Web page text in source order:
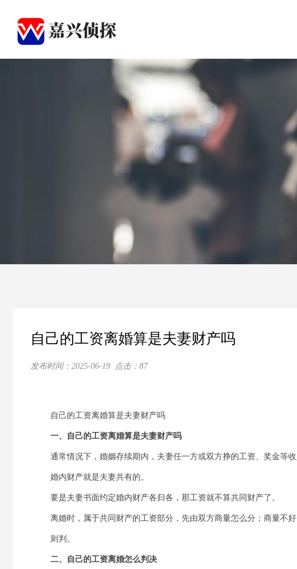
自己的工资离婚算是夫妻财产吗
发布时间： 2025-06-19 点击： 87
自己的工资离婚算是夫妻财产吗
一、自己的工资离婚算是夫妻财产吗
通常情况下，婚姻存续期内，夫妻任一方或双方挣的工资、奖金等
婚内财产就是夫妻共有的。
要是夫妻书面约定婚内财产各归各，那工资就不算共同财产了。
离婚时，属于共同财产的工资部分，先由双方商量怎么分；商量不
则判。
二、自己的工资离婚怎么判决